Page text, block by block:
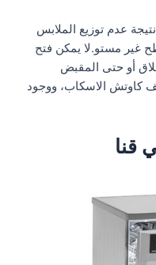
عدم توزيع الملابس
غير مستو.لا يمكن فتح
أو حتى المقبض
كاوتش الاسكاب، ووجود
قنا